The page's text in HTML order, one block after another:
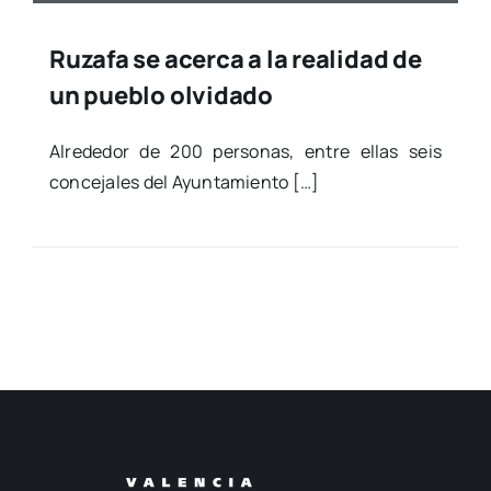
Ruzafa se acerca a la realidad de
un pueblo olvidado
Alre­de­dor de 200 per­so­nas, entre ellas seis
con­ce­ja­les del Ayun­ta­mien­to […]